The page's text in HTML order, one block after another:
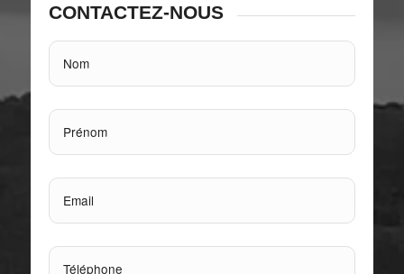
CONTACTEZ-NOUS